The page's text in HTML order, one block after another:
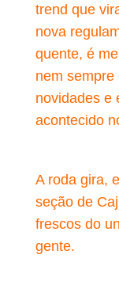
trend que
nova
quente, é
nem
novidades e
acontecido
A roda gira,
seção de
frescos do
gente.